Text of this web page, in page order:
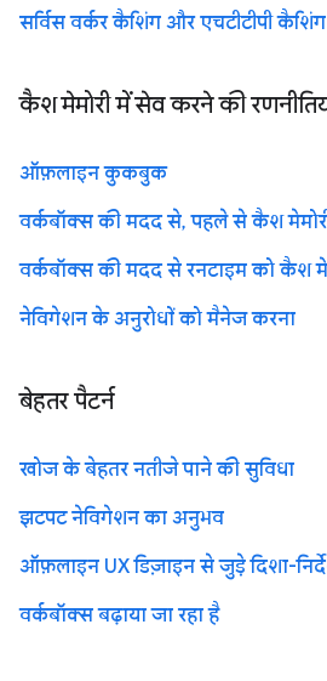
सर्विस वर्कर कैशिंग और एचटीटीपी कैशिंग
कैश मेमोरी में सेव करने की
ऑफ़लाइन कुकबुक
वर्कबॉक्स की मदद से, पहले से कैश
वर्कबॉक्स की मदद से रनटाइम को कैश
नेविगेशन के अनुरोधों को मैनेज करना
बेहतर पैटर्न
खोज के बेहतर नतीजे पाने की सुविधा
झटपट नेविगेशन का अनुभव
ऑफ़लाइन UX डिज़ाइन से जुड़े दिशा-
वर्कबॉक्स बढ़ाया जा रहा है